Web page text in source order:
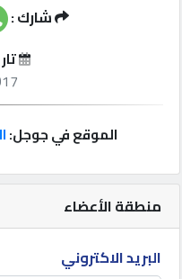
بنا
المنتدى
منطقة الأعضاء
البريد الاكتروني
شارك :
الموقع في جوجل: